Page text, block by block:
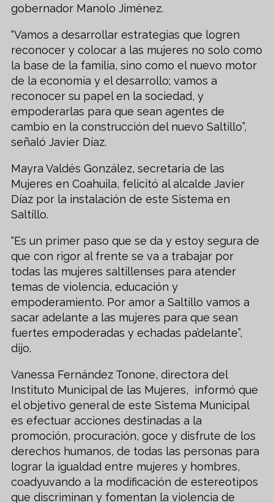
gobernador Manolo Jiménez.
“Vamos a desarrollar estrategias que logren
reconocer y colocar a las mujeres no solo como
la base de la familia, sino como el nuevo motor
de la economía y el desarrollo; vamos a
reconocer su papel en la sociedad, y
empoderarlas para que sean agentes de
cambio en la construcción del nuevo Saltillo”,
señaló Javier Díaz.
Mayra Valdés González, secretaria de las
Mujeres en Coahuila, felicitó al alcalde Javier
Díaz por la instalación de este Sistema en
Saltillo.
“Es un primer paso que se da y estoy segura de
que con rigor al frente se va a trabajar por
todas las mujeres saltillenses para atender
temas de violencia, educación y
empoderamiento. Por amor a Saltillo vamos a
sacar adelante a las mujeres para que sean
fuertes empoderadas y echadas pa’delante”,
dijo.
Vanessa Fernández Tonone, directora del
Instituto Municipal de las Mujeres, informó que
el objetivo general de este Sistema Municipal
es efectuar acciones destinadas a la
promoción, procuración, goce y disfrute de los
derechos humanos, de todas las personas para
lograr la igualdad entre mujeres y hombres,
coadyuvando a la modificación de estereotipos
que discriminan y fomentan la violencia de